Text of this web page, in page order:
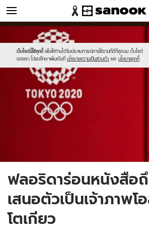
ข่าว
เว็บไซต์นี้ใช้คุกกี้ เพื่อให้ท่านได้รับประสบการณ์การใช้งานที่ดีที่สุดบน เว็บไซต์
ของเรา โปรดศึกษาเพิ่มเติมที่ นโยบายความเป็นส่วนตัว และ นโยบายคุกกี้
//s.isanook.com/sr/0/images/logo-
new-
sanook.png
//s.isanook.com/ns/0/ud/1668/8344414/
ฟลอริดาร่อนหนังสือ
เสนอตัวเป็นเจ้าภาพ
โตเกียว